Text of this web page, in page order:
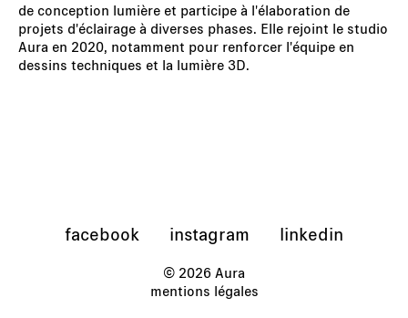
de conception lumière et participe à l'élaboration de
projets d'éclairage à diverses phases. Elle rejoint le studio
Aura en 2020, notamment pour renforcer l'équipe en
dessins techniques et la lumière 3D.
© 2026 Aura
mentions légales
facebook instagram linkedin